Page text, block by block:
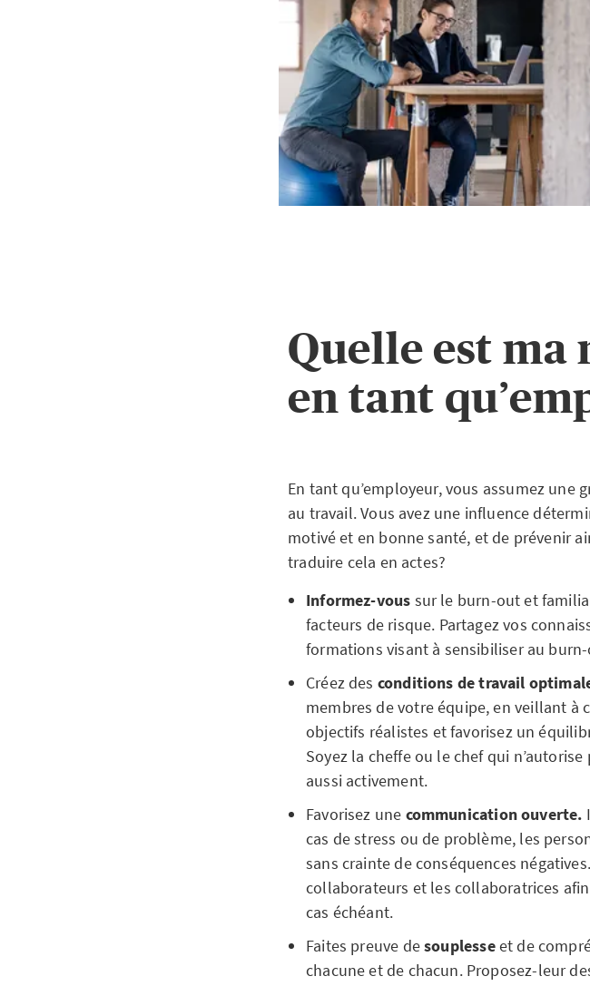
Quelle est
en tant
En tant qu’employeur, vous assumez
au travail. Vous avez une influence
motivé et en bonne santé, et de prévenir
traduire cela en actes?
Informez-vous sur le burn-out et
facteurs de risque. Partagez vos
formations visant à sensibiliser au
Créez des conditions de travail
membres de votre équipe, en veillant à
objectifs réalistes et favorisez un
Soyez la cheffe ou le chef qui
aussi activement.
Favorisez une communication ouverte.
cas de stress ou de problème, les
sans crainte de conséquences
collaborateurs et les collaboratrices
cas échéant.
Faites preuve desouplesseet de
chacune et de chacun. Proposez-leur